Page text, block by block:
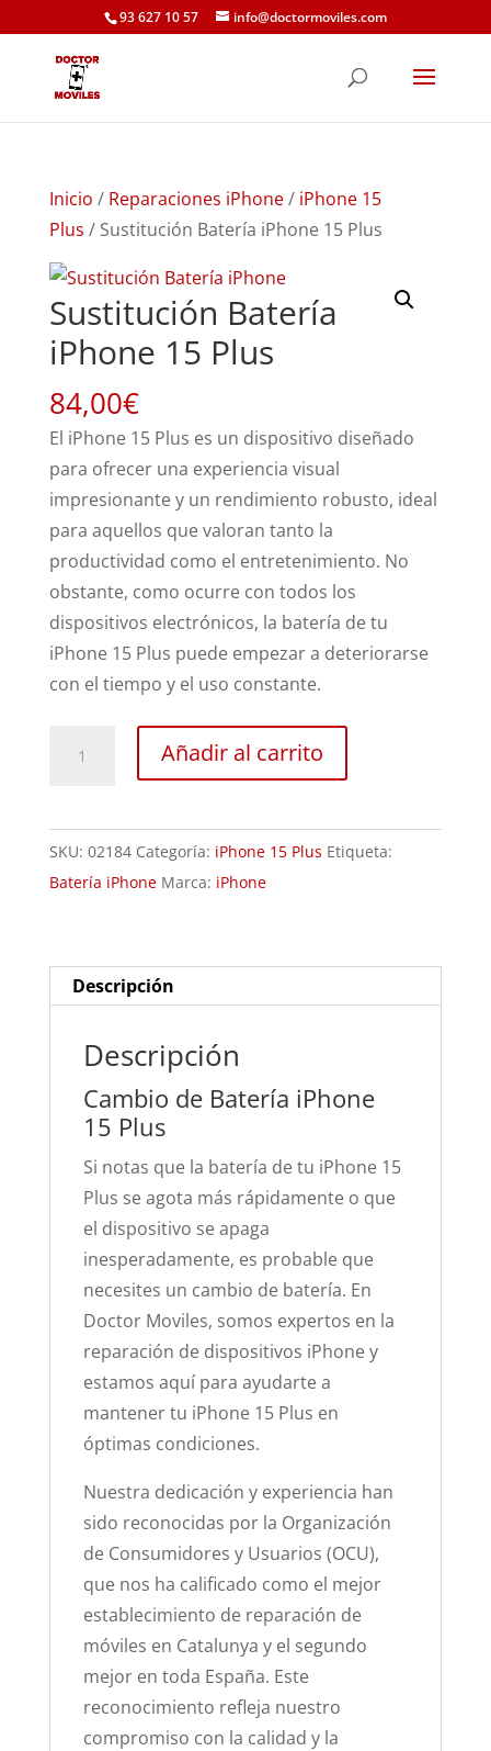
93 627 10 57 info@doctormoviles.com
Inicio / Reparaciones iPhone/ iPhone 15
Plus / Sustitución Batería iPhone 15 Plus
Sustitución Batería
iPhone 15 Plus
84,00€
El iPhone 15 Plus es un dispositivo diseñado
para ofrecer una experiencia visual
impresionante y un rendimiento robusto, ideal
para aquellos que valoran tanto la
productividad como el entretenimiento. No
obstante, como ocurre con todos los
dispositivos electrónicos, la batería de tu
iPhone 15 Plus puede empezar a deteriorarse
con el tiempo y el uso constante.
15
Plus
cantidad
Añadir al carrito
SKU: 02184 Categoría: iPhone 15 Plus Etiqueta:
Batería iPhone Marca: iPhone
Descripción
Descripción
Cambio de Batería iPhone
15 Plus
Si notas que la batería de tu iPhone 15
Plus se agota más rápidamente o que
el dispositivo se apaga
inesperadamente, es probable que
necesites un cambio de batería. En
Doctor Moviles, somos expertos en la
reparación de dispositivos iPhone y
estamos aquí para ayudarte a
mantener tu iPhone 15 Plus en
óptimas condiciones.
Nuestra dedicación y experiencia han
sido reconocidas por la Organización
de Consumidores y Usuarios (OCU),
que nos ha calificado como el mejor
establecimiento de reparación de
móviles en Catalunya y el segundo
mejor en toda España. Este
reconocimiento refleja nuestro
compromiso con la calidad y la